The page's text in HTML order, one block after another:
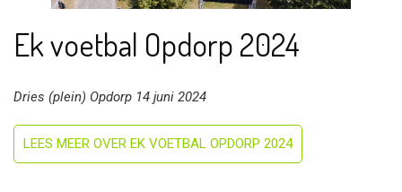
Ek voetbal Opdorp 2024
Dries (plein) Opdorp 14 juni 2024
LEES MEER OVER EK VOETBAL OPDORP 2024